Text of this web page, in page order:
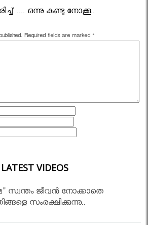
.... ഒന്നു കണ്ടു നോക്കൂ..
Required fields are marked *
LATEST VIDEOS
സ്വന്തം ജീവൻ നോക്കാതെ
സംരക്ഷിക്കുന്നു..